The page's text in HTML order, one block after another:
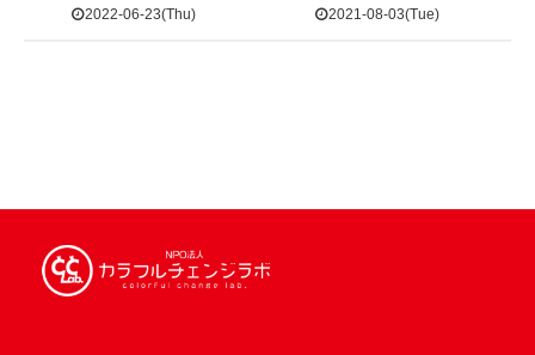
2022-06-23(Thu) 2021-08-03(Tue)